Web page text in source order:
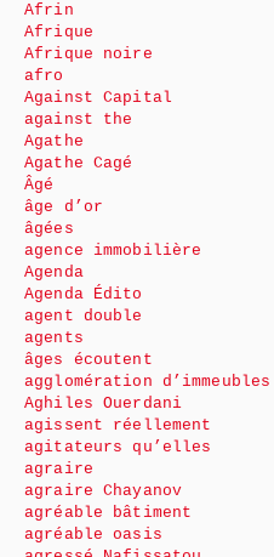
Afrin
Afrique
Afrique noire
afro
Against Capital
against the
Agathe
Agathe Cagé
Âgé
âge d’or
âgées
agence immobilière
Agenda
Agenda Édito
agent double
agents
âges écoutent
agglomération d’immeubles
Aghiles Ouerdani
agissent réellement
agitateurs qu’elles
agraire
agraire Chayanov
agréable bâtiment
agréable oasis